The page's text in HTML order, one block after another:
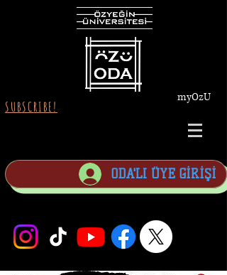
SUBSCRIBE!
myOzU
ODA'LI ÜYE GİRİŞİ